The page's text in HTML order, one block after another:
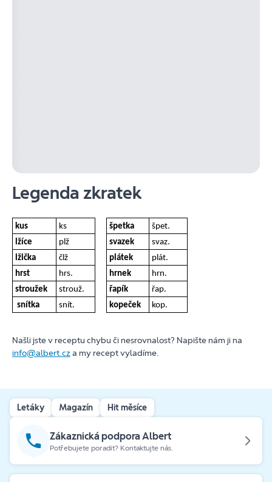
Legenda zkratek
kus ks špetka
špet.
lžíce
plž svazek
svaz.
lžička
člž plátek
plát.
hrst
hrs. hrnek
hrn.
stroužek
strouž. řapík
řap.
snítka
snít. kopeček kop.
Našli jste v receptu chybu či nesrovnalost? Napište nám ji na
info@albert.cza my recept vyladíme.
Letáky Magazín Hit měsíce
Zákaznická podpora Albert
Potřebujete poradit? Kontaktujte nás.